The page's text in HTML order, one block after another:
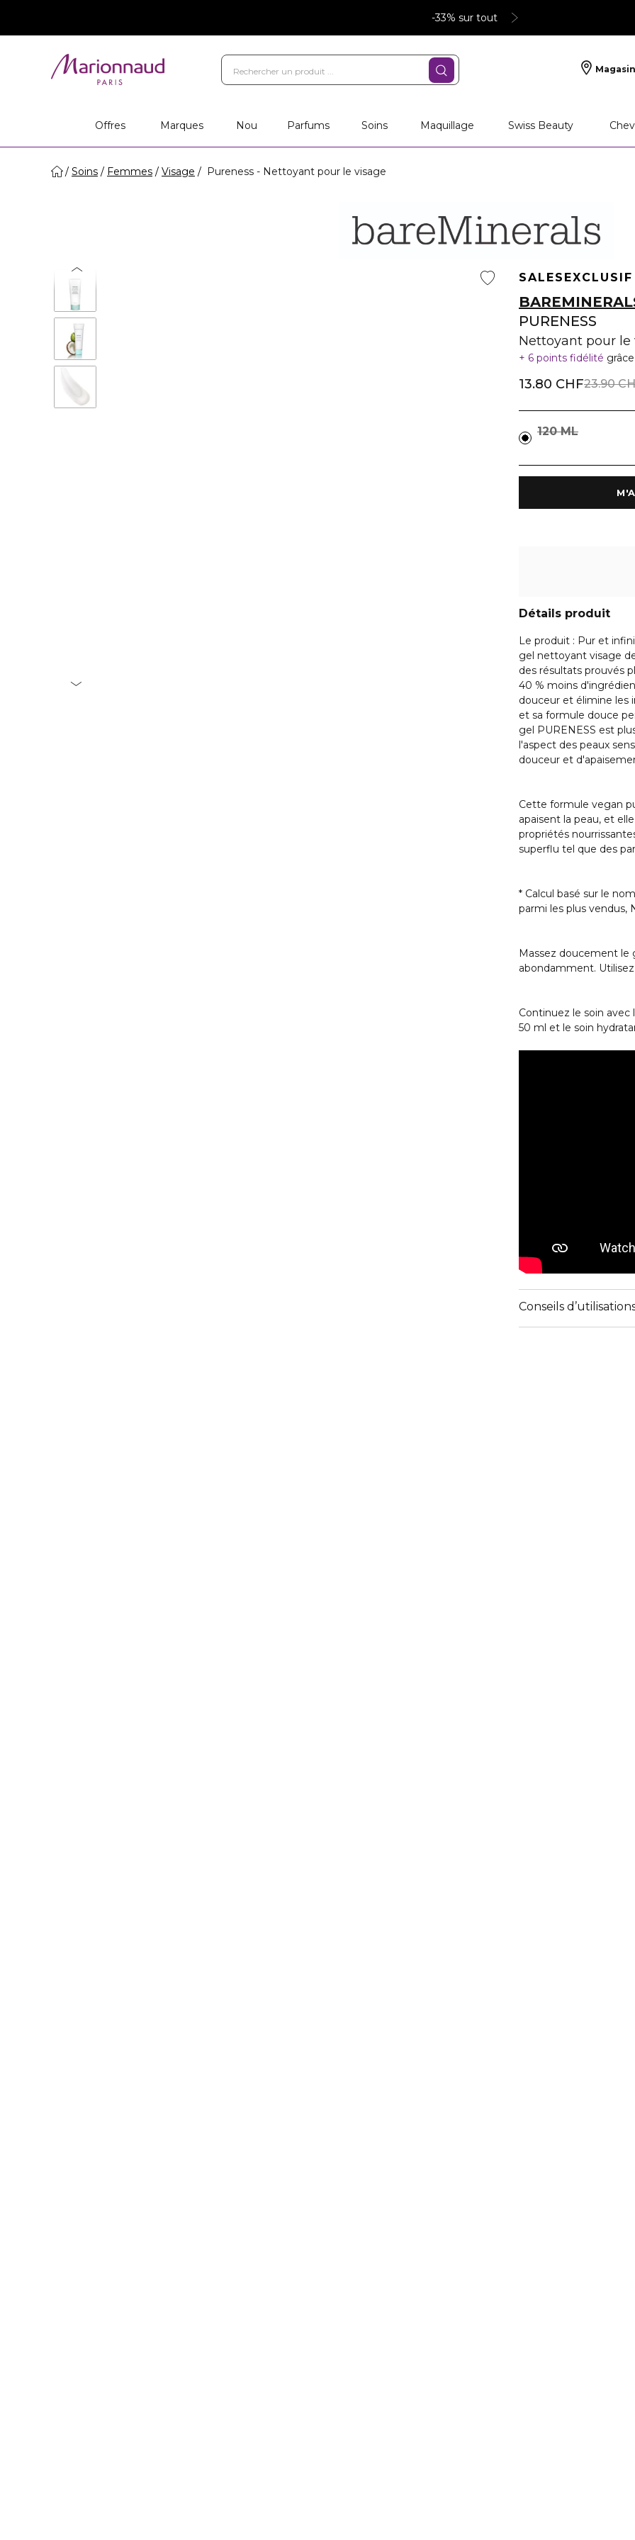
-33% sur tout
Offres Marques Nou Parfums Soins Maquillage Swiss Beauty
Soins Femmes Visage Pureness - Nettoyant pour le visage
SALES EXCLUSIF
PURENESS
Nettoyant pour le
6 points fidélité
13.80 CHF23.90
120 ML
Détails produit
Le produit : Pur et
gel nettoyant visage
des résultats prouvés
40 % moins
douceur et élimine les
et sa formule douce
gel PURENESS est
l'aspect des peaux
douceur et
Cette formule vegan
apaisent la peau, et
propriétés
superflu tel que des
* Calcul basé sur le
parmi les plus vendus,
Massez doucement le
abondamment.
Continuez le soin
50 ml et le soin
Conseils